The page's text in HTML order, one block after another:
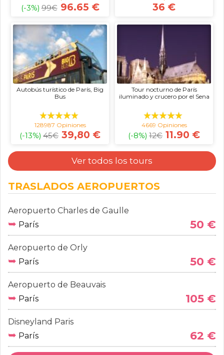
(-3%) 99€ 96.65 € 36 €
Autobús turístico de París, Big
Bus
128987 Opiniones
(-13%) 45€ 39,80 €
Tour nocturno de París
iluminado y crucero por el Sena
4669 Opiniones
(-8%) 12€ 11.90 €
Ver todos los tours
TRASLADOS AEROPUERTOS
Aeropuerto Charles de Gaulle
➥ París 50 €
Aeropuerto de Orly
➥ París 50 €
Aeropuerto de Beauvais
➥ París 105 €
Disneyland Paris
➥ París 62 €